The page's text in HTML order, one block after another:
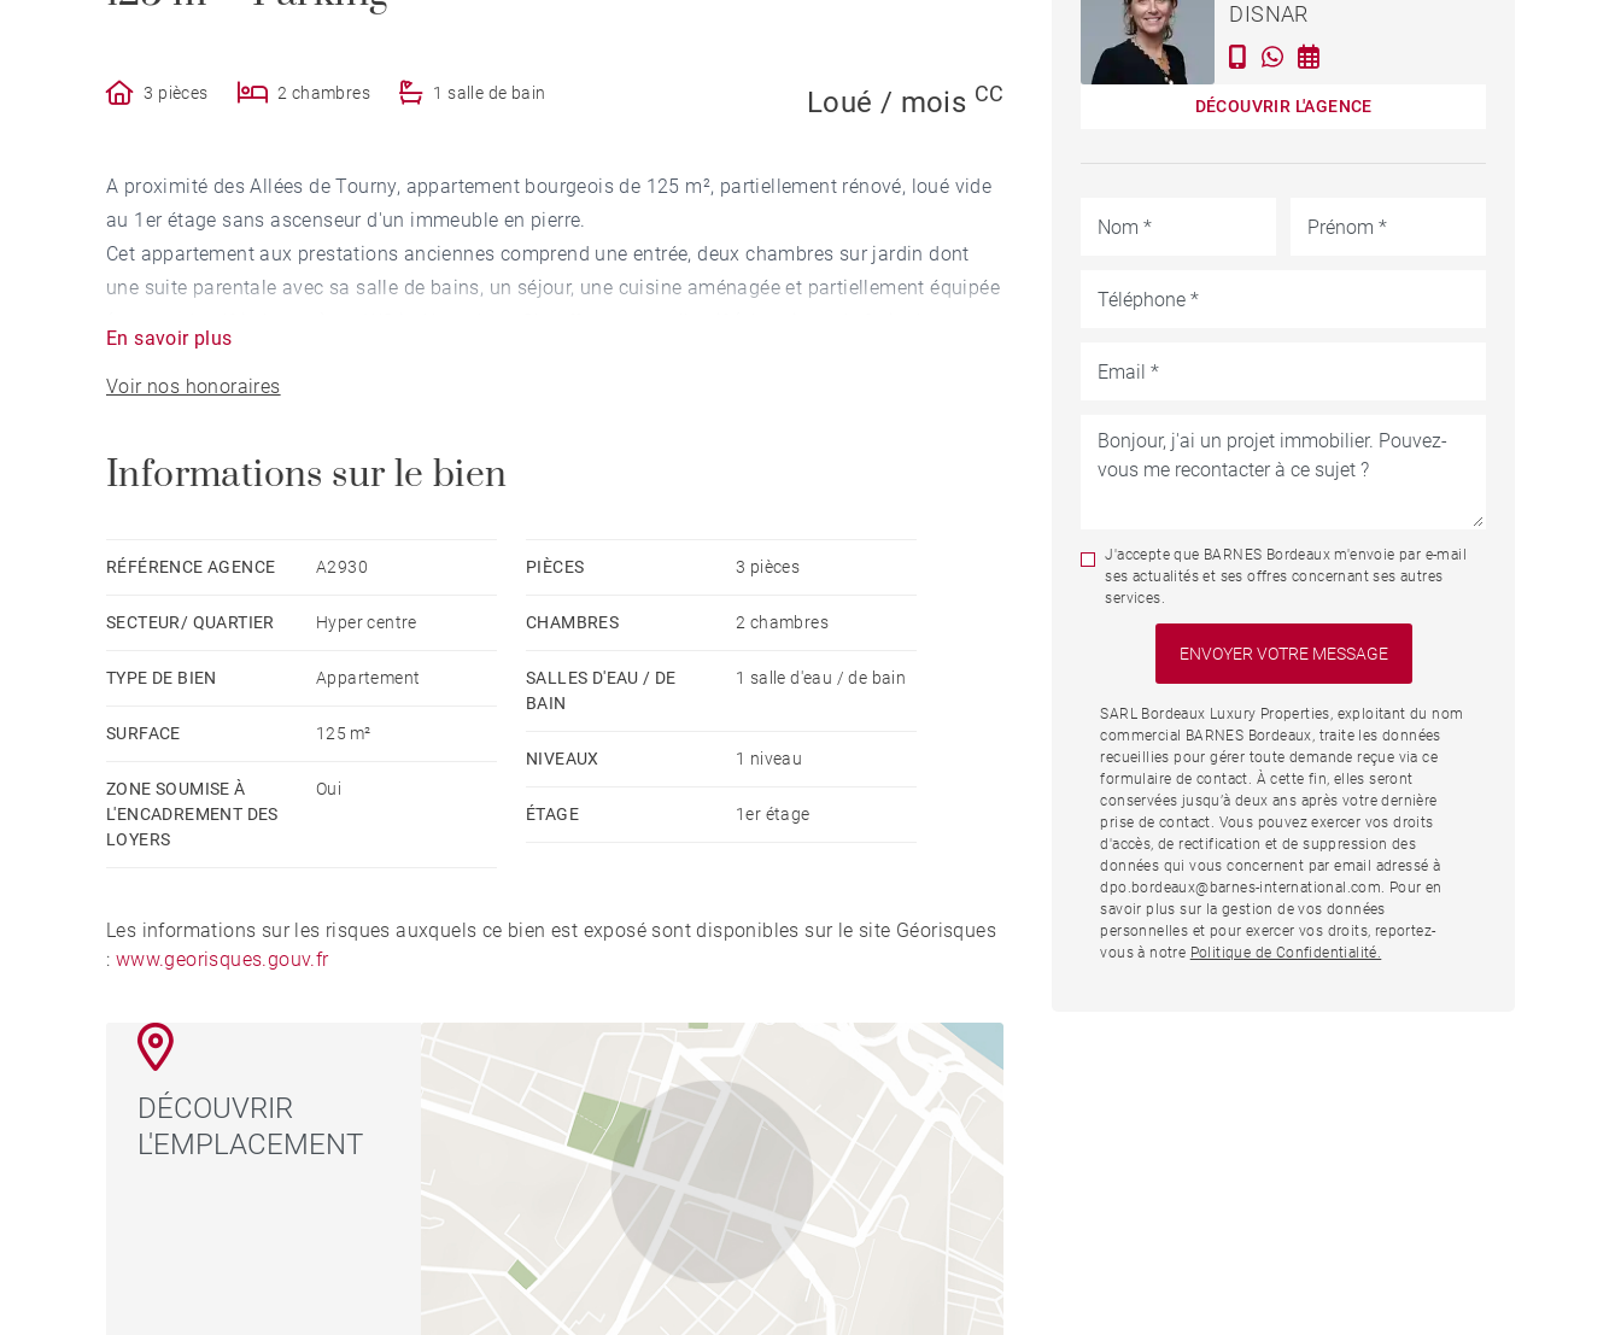
3 pièces 2 chambres 1 salle de bain Loué / mois CC
A proximité des Allées de Tourny, appartement bourgeois de 125 m², partiellement rénové, loué vide
au 1er étage sans ascenseur d'un immeuble en pierre.
Cet appartement aux prestations anciennes comprend une entrée, deux chambres sur jardin dont
une suite parentale avec sa salle de bains, un séjour, une cuisine aménagée et partiellement équipée
chauffage (RFC) sur chaque radiateur. Une place de parking à proximité est incluse.
Loyer HC : 1 580 €
Provision pour charges mensuelles avec régularisation annuelle : 295 € incluant le chauffage, l'eau
Dépôt de garantie : 1 mois de loyer HC
Code Civil (9% du loyer annuel HC + TVA)
En savoir plus
Voir nos honoraires
Informations sur le bien
RÉFÉRENCE AGENCE A2930
SECTEUR/ QUARTIER Hyper centre
TYPE DE BIEN Appartement
SURFACE 125 m²
ZONE SOUMISE À
L'ENCADREMENT DES
LOYERS
Oui
PIÈCES 3 pièces
CHAMBRES 2 chambres
SALLES D'EAU / DE
BAIN
1 salle d'eau / de bain
NIVEAUX 1 niveau
ÉTAGE 1er étage
Les informations sur les risques auxquels ce bien est exposé sont disponibles sur le site Géorisques
: www.georisques.gouv.fr
DÉCOUVRIR
L'EMPLACEMENT
DISNAR
DÉCOUVRIR L'AGENCE
J'accepte que BARNES Bordeaux m'envoie par e-mail
ses actualités et ses offres concernant ses autres
services.
SARL Bordeaux Luxury Properties, exploitant du nom
commercial BARNES Bordeaux, traite les données
recueillies pour gérer toute demande reçue via ce
formulaire de contact. À cette fin, elles seront
conservées jusqu’à deux ans après votre dernière
prise de contact. Vous pouvez exercer vos droits
d'accès, de rectification et de suppression des
données qui vous concernent par email adressé à
dpo.bordeaux@barnes-international.com. Pour en
savoir plus sur la gestion de vos données
personnelles et pour exercer vos droits, reportez-
vous à notre Politique de Confidentialité.